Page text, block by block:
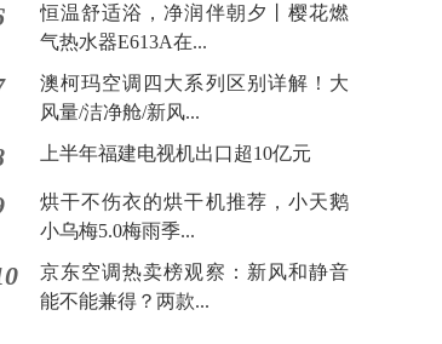
恒温舒适浴，净润伴朝夕丨樱花燃
气热水器E613A在...
澳柯玛空调四大系列区别详解！大
风量/洁净舱/新风...
上半年福建电视机出口超10亿元
烘干不伤衣的烘干机推荐，小天鹅
小乌梅5.0梅雨季...
京东空调热卖榜观察：新风和静音
能不能兼得？两款...